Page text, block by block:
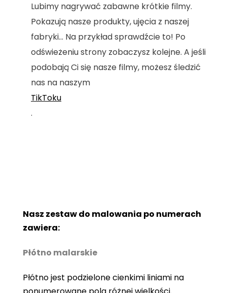
Lubimy nagrywać zabawne krótkie filmy.
Pokazują nasze produkty, ujęcia z naszej
fabryki... Na przykład sprawdźcie to! Po
odświeżeniu strony zobaczysz kolejne. A jeśli
podobają Ci się nasze filmy, możesz śledzić
nas na naszym
TikToku
.
Nasz zestaw do malowania po numerach
zawiera:
Płótno malarskie
Płótno jest podzielone cienkimi liniami na